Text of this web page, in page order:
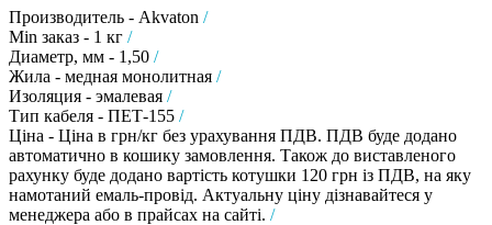
Производитель - Akvaton /
Min заказ - 1 кг /
Диаметр, мм - 1,50 /
Жила - медная монолитная /
Изоляция - эмалевая /
Тип кабеля - ПЕТ-155 /
Ціна - Ціна в грн/кг без урахування ПДВ. ПДВ буде додано
автоматично в кошику замовлення. Також до виставленого
рахунку буде додано вартість котушки 120 грн із ПДВ, на яку
намотаний емаль-провід. Актуальну ціну дізнавайтеся у
менеджера або в прайсах на сайті. /